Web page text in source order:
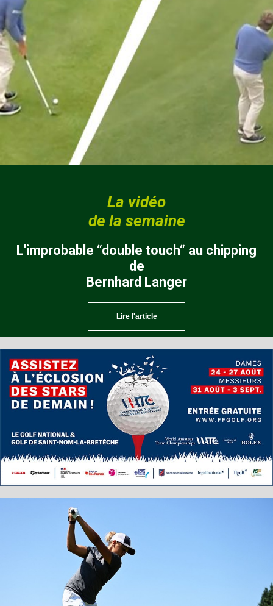
La vidéo
de la semaine
L'improbable “double touch“ au chipping
de
Bernhard Langer
Lire l'article